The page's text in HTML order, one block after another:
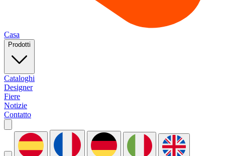
Casa
Prodotti
Cataloghi
Designer
Fiere
Notizie
Contatto